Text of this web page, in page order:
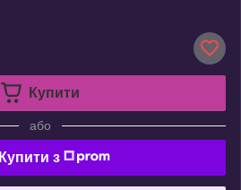
Купити
або
Купити з